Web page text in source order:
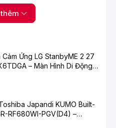
thấp, sải cánh 40 cm
thước to, tạo
linh hoạt và tiện dụng,
Cảm Ứng LG StanbyME 2 27
– Màn Hình Di Động
Japandi KUMO Built-
RF680WI-PGV(D4) –